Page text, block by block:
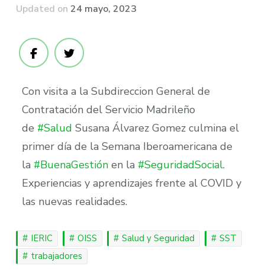
Updated on 24 mayo, 2023
Con visita a la Subdireccion General de
Contratación del Servicio Madrileño
de #Salud Susana Álvarez Gomez culmina el
primer día de la Semana Iberoamericana de
la #BuenaGestión en la #SeguridadSocial.
Experiencias y aprendizajes frente al COVID y
las nuevas realidades.
IERIC OISS Salud y Seguridad
SST
trabajadores